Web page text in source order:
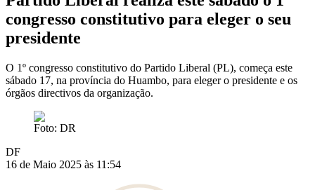
congresso constitutivo para eleger o seu
presidente
O 1º congresso constitutivo do Partido Liberal (PL), começa este
sábado 17, na província do Huambo, para eleger o presidente e os
órgãos directivos da organização.
Foto: DR
DF
16 de Maio 2025 às 11:54